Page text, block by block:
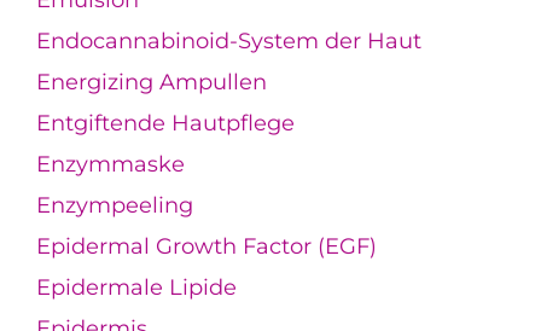
Endocannabinoid-System der Haut
Energizing Ampullen
Entgiftende Hautpflege
Enzymmaske
Enzympeeling
Epidermal Growth Factor (EGF)
Epidermale Lipide